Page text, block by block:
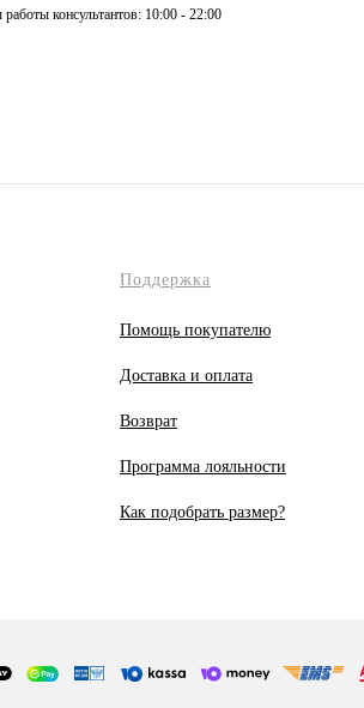
консультантов: 10:00 - 22:00
Поддержка
Помощь покупателю
Доставка и оплата
Возврат
Программа лояльности
Как подобрать размер?